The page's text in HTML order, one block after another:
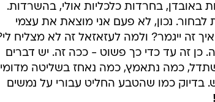
באובדן, בחרדות כלכליות אולי, בהשרדות.
לבחור. נכון, לא פעם אני מוצאת את עצמי
זה ייגמר? ולמה לעזאזאל זה לא מצליח
כן זה עד כדי כך פשוט - ככה זה. יש דברים
כמה נתאמץ, כמה נאחז בשליטה
כמו שהטבע החליט עבורי על נמשים